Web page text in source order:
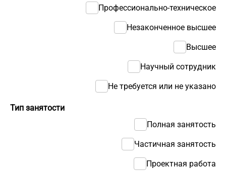
Тип занятости
Полная занятость
Частичная занятость
Проектная работа
Профессионально-техническое
Незаконченное высшее
Высшее
Научный сотрудник
Не требуется или не указано